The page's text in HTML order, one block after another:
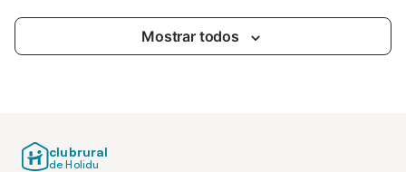
Mostrar todos
clubrural
de Holidu